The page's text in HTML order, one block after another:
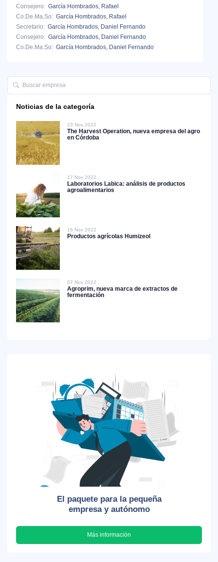
Consejero: García Hombrados, Rafael
Co.De.Ma.So: García Hombrados, Rafael
Secretario: García Hombrados, Daniel Fernando
Consejero: García Hombrados, Daniel Fernando
Co.De.Ma.So: García Hombrados, Daniel Fernando
Noticias de la categoría
23 Nov 2022
The Harvest Operation, nueva empresa del agro
en Córdoba
17 Nov 2022
Laboratorios Labica: análisis de productos
agroalimentarios
16 Nov 2022
Productos agrícolas Humizeol
07 Nov 2022
Agroprim, nueva marca de extractos de
fermentación
El paquete para la pequeña
empresa y autónomo
Más información